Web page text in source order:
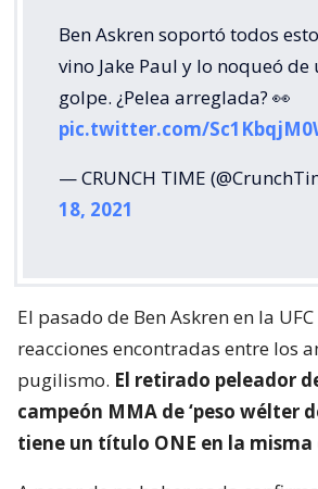
Ben Askren soportó todos
vino Jake Paul y lo noqueó de
golpe. ¿Pelea arreglada? 👀
pic.twitter.com/
— CRUNCH TIME
18, 2021
El pasado de Ben Askren en la
reacciones encontradas entre los
pugilismo. El retirado peleador
campeón MMA de ‘peso wélter
tiene un título ONE en la